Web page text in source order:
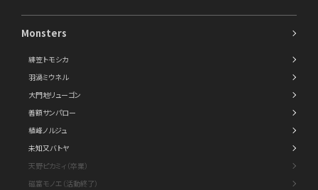
Monsters
緋笠トモシカ
羽渦ミウネル
大門地リューゴン
善額サンパロー
植峰ノルジュ
未知又バトヤ
天野ピカミィ（卒業）
磁富モノエ（活動終了）